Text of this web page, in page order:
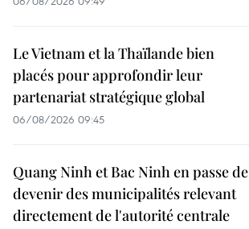
Le Vietnam et la Thaïlande bien
placés pour approfondir leur
partenariat stratégique global
06/08/2026 09:45
Quang Ninh et Bac Ninh en passe de
devenir des municipalités relevant
directement de l'autorité centrale